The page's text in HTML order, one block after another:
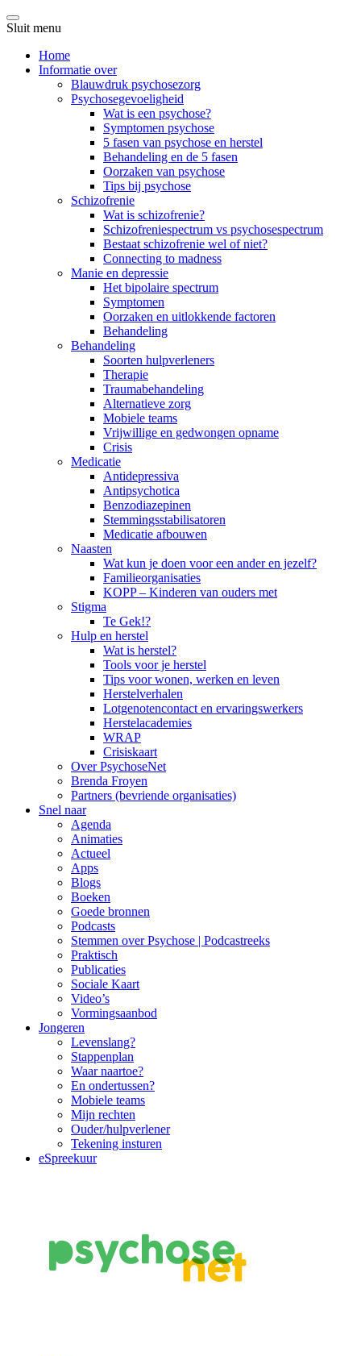
Sluit menu
Home
Informatie over
Blauwdruk psychosezorg
Psychosegevoeligheid
Wat is een psychose?
Symptomen psychose
5 fasen van psychose en herstel
Behandeling en de 5 fasen
Oorzaken van psychose
Tips bij psychose
Schizofrenie
Wat is schizofrenie?
Schizofreniespectrum vs psychosespectrum
Bestaat schizofrenie wel of niet?
Connecting to madness
Manie en depressie
Het bipolaire spectrum
Symptomen
Oorzaken en uitlokkende factoren
Behandeling
Behandeling
Soorten hulpverleners
Therapie
Traumabehandeling
Alternatieve zorg
Mobiele teams
Vrijwillige en gedwongen opname
Crisis
Medicatie
Antidepressiva
Antipsychotica
Benzodiazepinen
Stemmingsstabilisatoren
Medicatie afbouwen
Naasten
Wat kun je doen voor een ander en jezelf?
Familieorganisaties
KOPP – Kinderen van ouders met
Stigma
Te Gek!?
Hulp en herstel
Wat is herstel?
Tools voor je herstel
Tips voor wonen, werken en leven
Herstelverhalen
Lotgenotencontact en ervaringswerkers
Herstelacademies
WRAP
Crisiskaart
Over PsychoseNet
Brenda Froyen
Partners (bevriende organisaties)
Snel naar
Agenda
Animaties
Actueel
Apps
Blogs
Boeken
Goede bronnen
Podcasts
Stemmen over Psychose | Podcastreeks
Praktisch
Publicaties
Sociale Kaart
Video’s
Vormingsaanbod
Jongeren
Levenslang?
Stappenplan
Waar naartoe?
En ondertussen?
Mobiele teams
Mijn rechten
Ouder/hulpverlener
Tekening insturen
eSpreekuur